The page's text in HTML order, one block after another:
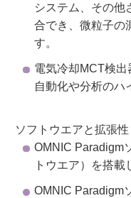
システム、その他
合でき、微粒子の
す。
電気冷却MCT検出
自動化や分析のハ
ソフトウエアと拡張性
OMNIC Paradigm
トウエア）を搭載
OMNIC Paradigm